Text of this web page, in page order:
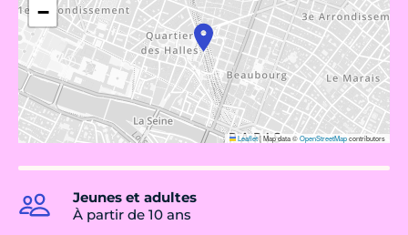
−
Leaflet|Map data ©OpenStreetMapcontributors
Jeunes et adultes
À partir de 10 ans